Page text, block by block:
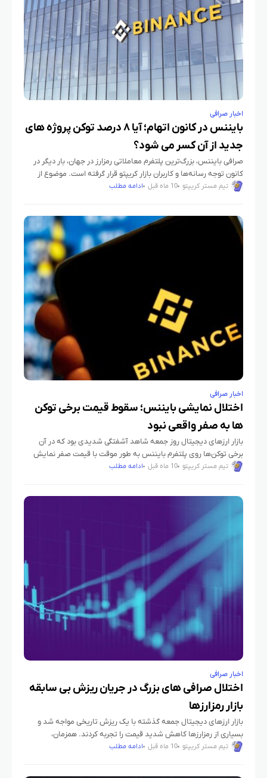
اخبار صرافی
بایننس در کانون اتهام؛ آیا ۸ درصد توکن پروژه‌ های
جدید از آن کسر می‌ شود؟
صرافی بایننس، بزرگ‌ترین پلتفرم معاملاتی رمزارز در جهان، بار دیگر در
کانون توجه رسانه‌ها و کاربران بازار کریپتو قرار گرفته است. موضوع از
اتهام دریافت درصدی از توکن‌های پروژه‌های جدید
تیم مستر کریپتو 10 ماه قبل ادامه مطلب
اخبار صرافی
اختلال نمایشی بایننس؛ سقوط قیمت برخی توکن‌
ها به صفر واقعی نبود
بازار ارزهای دیجیتال روز جمعه شاهد آشفتگی شدیدی بود که در آن
برخی توکن‌ها روی پلتفرم بایننس به طور موقت با قیمت صفر نمایش
داده شدند. این اتفاق باعث نگرانی
تیم مستر کریپتو 10 ماه قبل ادامه مطلب
اخبار صرافی
اختلال صرافی‌ های بزرگ در جریان ریزش بی‌ سابقه
بازار رمزارزها
بازار ارزهای دیجیتال جمعه گذشته با یک ریزش تاریخی مواجه شد و
بسیاری از رمزارزها کاهش شدید قیمت را تجربه کردند. همزمان،
صرافی‌های بزرگ مانند بایننس، کوین‌بیس و رابین‌هود با
تیم مستر کریپتو 10 ماه قبل ادامه مطلب